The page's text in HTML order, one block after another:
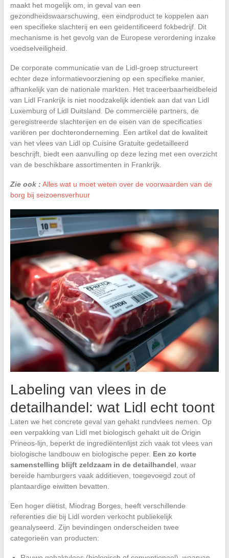
maakt het mogelijk om, in geval van een
gezondheidswaarschuwing, een eindproduct te koppelen aan
een specifieke slachterij en een geïdentificeerd fokbedrijf. Dit
mechanisme is het gevolg van de Europese verordening inzake
voedselveiligheid.
De corporate communicatie van de Lidl-groep structureert
echter deze informatievoorziening op een specifieke manier,
afhankelijk van de nationale markten. Het traceerbaarheidbeleid
van Lidl Frankrijk is niet noodzakelijk identiek aan dat van Lidl
Luxemburg of Lidl Duitsland. De commerciële partners, de
geregistreerde slachterijen en de eisen van de specificaties
variëren per dochteronderneming. Een artikel dat de kwaliteit
van het vlees van Lidl op Cuisine Gratuite gedetailleerd
beschrijft, biedt een aanvulling op deze lezing met een overzicht
van de beschikbare assortimenten in Frankrijk.
Zie ook : Alles wat u moet weten over de voorwaarden van de
borg bij seizoensverhuur
Labeling van vlees in de
detailhandel: wat Lidl echt toont
Laten we het concrete geval van gehakt rundvlees nemen. Op
een verpakking van Lidl met biologisch gehakt uit de Origin
Prineos-lijn, beperkt de ingrediëntenlijst zich vaak tot vlees van
biologische landbouw en biologische peper. Een zo korte
samenstelling blijft zeldzaam in de detailhandel, waar
bereide hamburgers vaak additieven, toegevoegd zout of
plantaardige eiwitten bevatten.
Een hoger diëtist, Miodrag Borges, heeft verschillende
referenties die bij Lidl worden verkocht publiekelijk
geanalyseerd. Zijn bevindingen onderscheiden twee
categorieën van producten: